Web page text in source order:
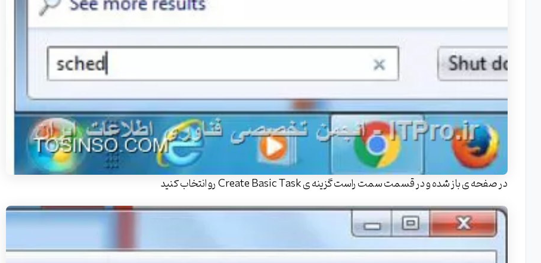
در صفحه ی باز شده و در قسمت سمت راست گزینه ی Create Basic Task رو انتخاب کنید